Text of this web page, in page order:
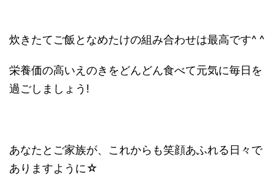
炊きたてご飯となめたけの組み合わせは最高です^ ^
栄養価の高いえのきをどんどん食べて元気に毎日を
過ごしましょう!
あなたとご家族が、これからも笑顔あふれる日々で
ありますように☆